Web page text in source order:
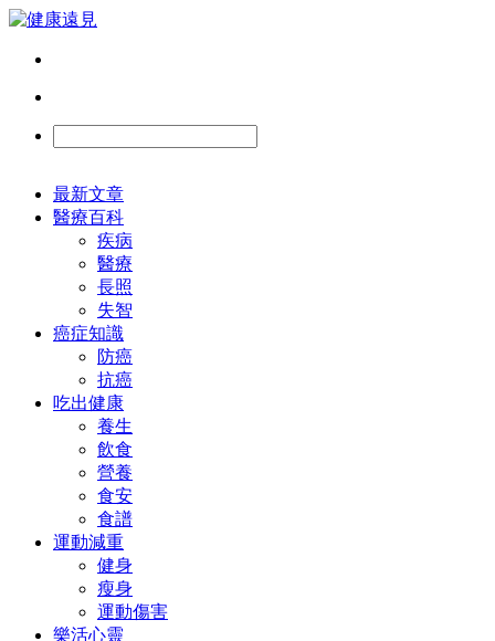
最新文章
醫療百科
疾病
醫療
長照
失智
癌症知識
防癌
抗癌
吃出健康
養生
飲食
營養
食安
食譜
運動減重
健身
瘦身
運動傷害
樂活心靈